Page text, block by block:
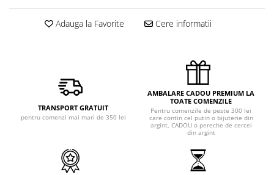
Adauga la Favorite Cere informatii
TRANSPORT GRATUIT
pentru comenzi mai mari de 350 lei
AMBALARE CADOU PREMIUM LA
TOATE COMENZILE
Pentru comenzile de peste 300 lei
care contin cel putin o bijuterie din
argint, CADOU o pereche de cercei
din argint